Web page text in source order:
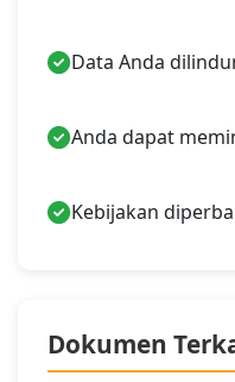
Data Anda
Anda dapat
Kebijakan
Dokumen